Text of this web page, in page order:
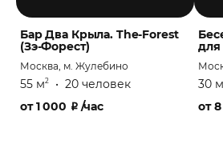
Бар Два Крыла. The-Forest
(Зэ-Форест)
Москва, м. Жулебино
55 м2 • 20 человек
от1 000 ₽ /час
для
30 м
от